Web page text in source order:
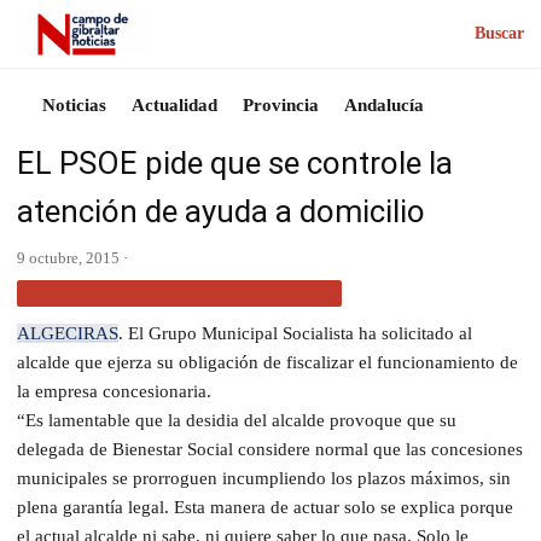
Buscar
Noticias Actualidad Provincia Andalucía
EL PSOE pide que se controle la
atención de ayuda a domicilio
9 octubre, 2015 ·
ALGECIRAS. El Grupo Municipal Socialista ha solicitado al
alcalde que ejerza su obligación de fiscalizar el funcionamiento de
la empresa concesionaria.
“Es lamentable que la desidia del alcalde provoque que su
delegada de Bienestar Social considere normal que las concesiones
municipales se prorroguen incumpliendo los plazos máximos, sin
plena garantía legal. Esta manera de actuar solo se explica porque
el actual alcalde ni sabe, ni quiere saber lo que pasa. Solo le